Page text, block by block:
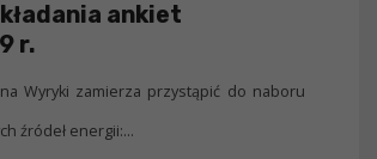
ankiet
r.
Wyryki zamierza przystąpić do naboru
źródeł energii:...